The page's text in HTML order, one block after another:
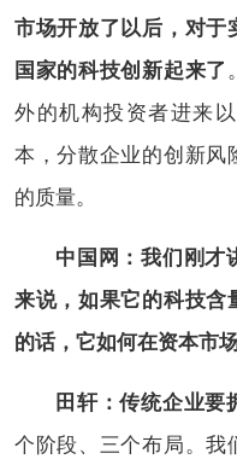
市场开放了以后，对于
国家的科技创新起来了
外的机构投资者进来
本，分散企业的创新风
的质量。
中国网：我们刚才
来说，如果它的科技含
的话，它如何在资本市
田轩：传统企业要
个阶段、三个布局。我